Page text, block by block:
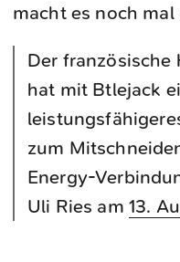
macht es noch mal
Der französische
hat mit Btlejack
zum
Energy-
Uli Ries am 13.